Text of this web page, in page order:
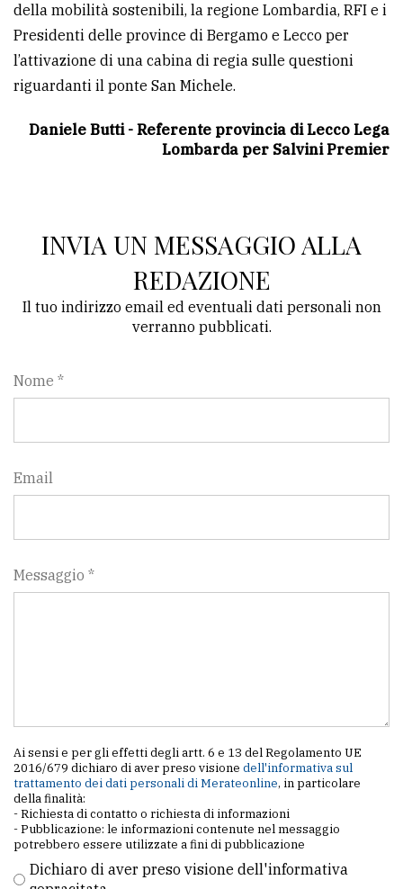
della mobilità sostenibili, la regione Lombardia, RFI e i
Presidenti delle province di Bergamo e Lecco per
l’attivazione di una cabina di regia sulle questioni
riguardanti il ponte San Michele.
Daniele Butti - Referente provincia di Lecco Lega
Lombarda per Salvini Premier
INVIA UN MESSAGGIO ALLA
REDAZIONE
Il tuo indirizzo email ed eventuali dati personali non
verranno pubblicati.
Nome *
Email
Messaggio *
Ai sensi e per gli effetti degli artt. 6 e 13 del Regolamento UE
2016/679 dichiaro di aver preso visione dell'informativa sul
trattamento dei dati personali di Merateonline, in particolare
della finalità:
- Richiesta di contatto o richiesta di informazioni
- Pubblicazione: le informazioni contenute nel messaggio
potrebbero essere utilizzate a fini di pubblicazione
Dichiaro di aver preso visione dell'informativa